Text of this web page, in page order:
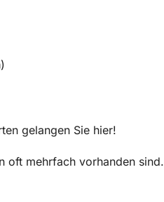
gelangen Sie hier!
oft mehrfach vorhanden sind.